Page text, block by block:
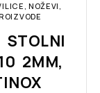
NOŽEVI,
STOLNI
2MM,